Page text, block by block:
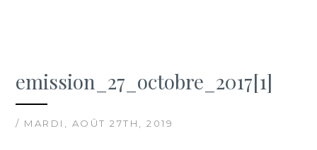
emission_27_octobre_2017[1]
/ MARDI, AOÛT 27TH, 2019